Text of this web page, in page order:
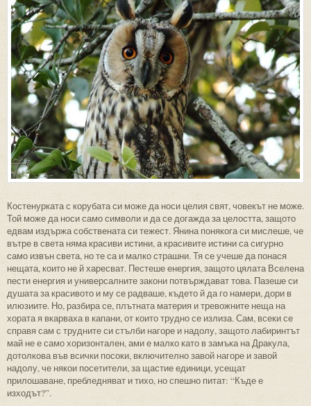
Костенурката с корубата си може да носи целия свят, човекът не може.
Той може да носи само символи и да се догажда за целостта, защото
едвам издържа собствената си тежест. Янина понякога си мислеше, че
вътре в света няма красиви истини, а красивите истини са сигурно
само извън света, но те са и малко страшни. Тя се учеше да понася
нещата, които не й харесват. Пестеше енергия, защото цялата Вселена
пести енергия и универсалните закони потвърждават това. Пазеше си
душата за красивото и му се радваше, където й да го намери, дори в
илюзиите. Но, разбира се, плътната материя и тревожните неща на
хората я вкарваха в капани, от които трудно се излиза. Сам, всеки се
справя сам с трудните си стълби нагоре и надолу, защото лабиринтът
май не е само хоризонтален, ами е малко като в замъка на Дракула,
дотолкова във всички посоки, включително завой нагоре и завой
надолу, че някои посетители, за щастие единици, усещат
прилошаване, пребледняват и тихо, но спешно питат: “Къде е
изходът?”.